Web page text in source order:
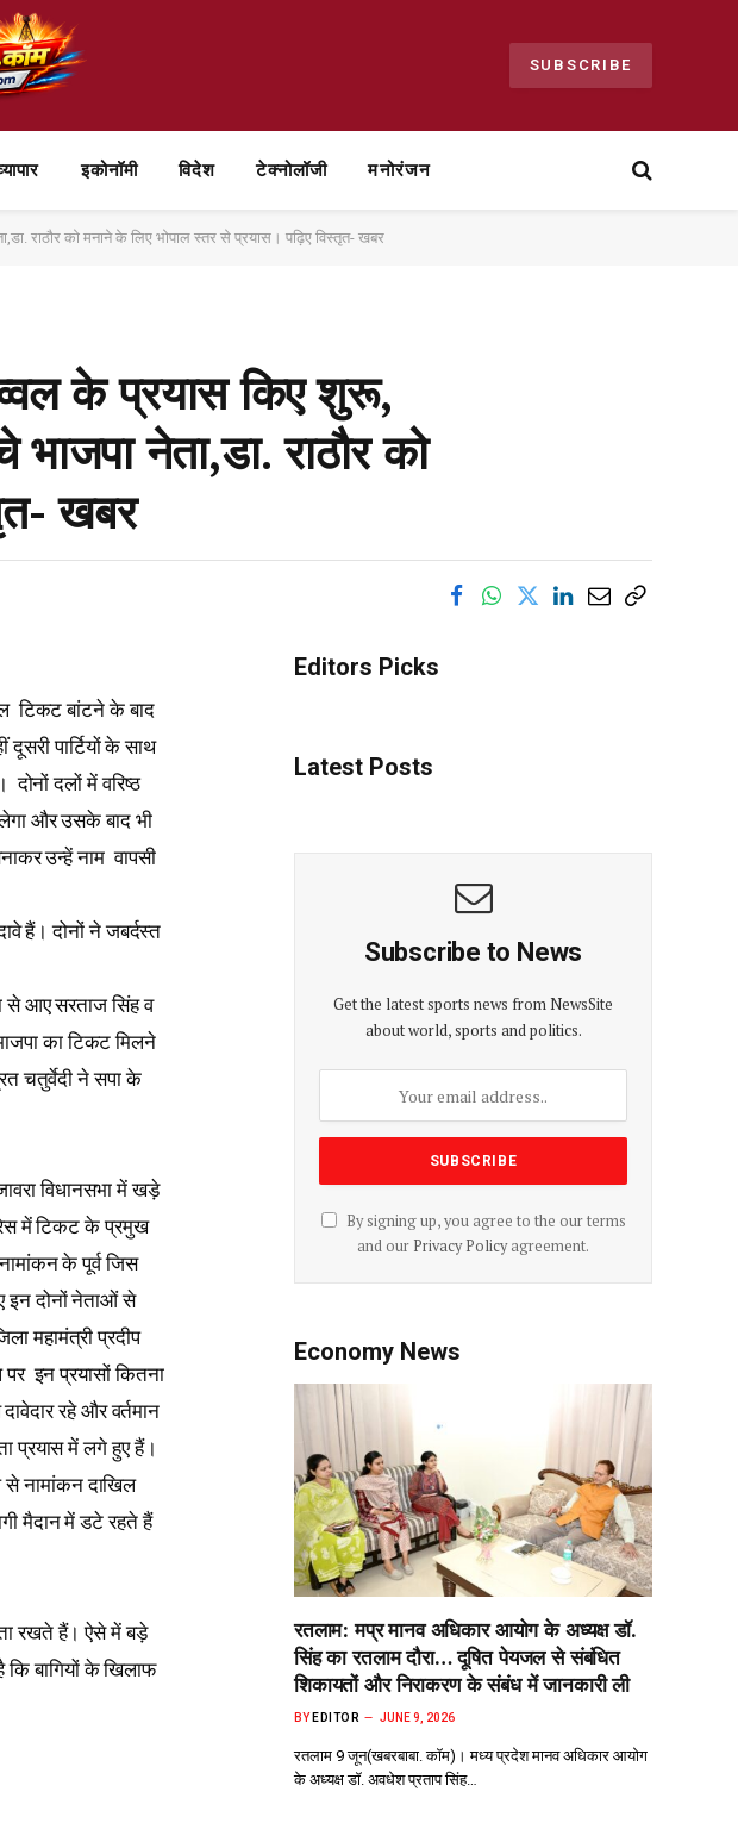
SUBSCRIBE
⁠इकोनॉमी विदेश टेक्नोलॉजी मनोरंजन
राठौर को मनाने के लिए भोपाल स्तर से प्रयास। पढ़िए विस्तृत- खबर
के प्रयास किए शुरू,
नेता,डा. राठौर को
खबर
टिकट बांटने के बाद
पार्टियों के साथ
दलों में वरिष्ठ
और उसके बाद भी
उन्हें नाम वापसी
हैं। दोनों ने जबर्दस्त
से आए सरताज सिंह व
का टिकट मिलने
चतुर्वेदी ने सपा के
विधानसभा में खड़े
में टिकट के प्रमुख
नामांकन के पूर्व जिस
इन दोनों नेताओं से
महामंत्री प्रदीप
पर इन प्रयासों कितना
रहे और वर्तमान
प्रयास में लगे हुए हैं।
से नामांकन दाखिल
मैदान में डटे रहते हैं
रखते हैं। ऐसे में बड़े
बागियों के खिलाफ
Editors Picks
Latest Posts
Subscribe to News
Get the latest sports news from NewsSite
about world, sports and politics.
By signing up, you agree to the our terms
and our Privacy Policyagreement.
Economy News
रतलाम: मप्र मानव अधिकार आयोग के अध्यक्ष डॉ.
सिंह का रतलाम दौरा… दूषित पेयजल से‌ संबंधित
शिकायतों और निराकरण के संबंध में जानकारी ली
BY EDITOR JUNE 9, 2026
रतलाम 9 जून(खबरबाबा. कॉम)। मध्य प्रदेश मानव अधिकार आयोग
के अध्यक्ष डॉ. अवधेश प्रताप सिंह…